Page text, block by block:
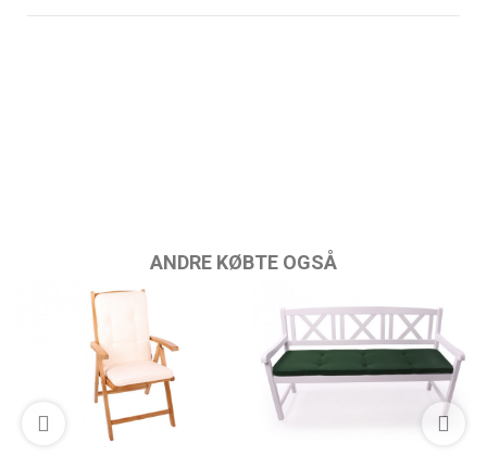
ANDRE KØBTE OGSÅ